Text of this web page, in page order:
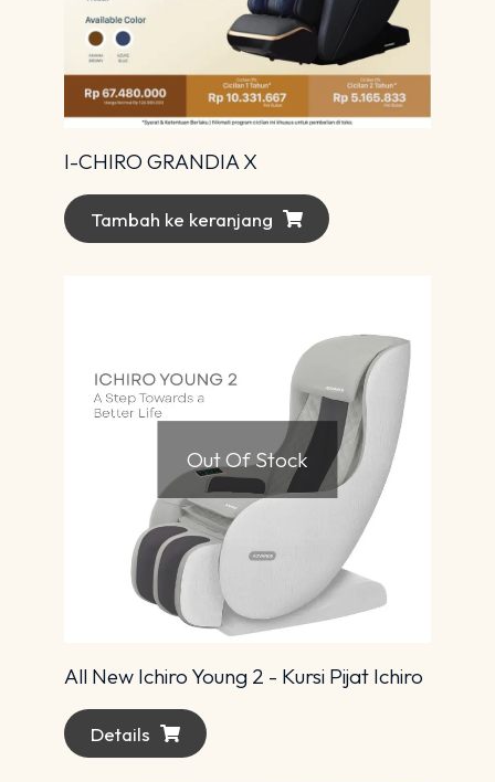
I-CHIRO GRANDIA X
Tambah ke keranjang
Out Of Stock
All New Ichiro Young 2 - Kursi Pijat Ichiro
Details